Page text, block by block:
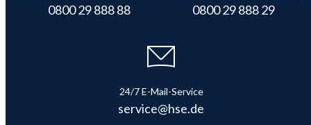
0800 29 888 88 0800 29 888 29
24/7 E-Mail-Service
service@hse.de